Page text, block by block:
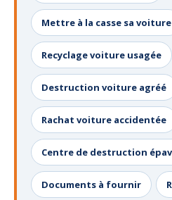
Mettre à la casse sa voiture
Recyclage voiture usagée
Destruction voiture agréé
Rachat voiture accidentée
Centre de destruction
Documents à fournir